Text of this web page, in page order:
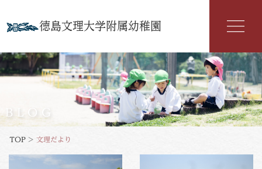
徳島文理大学附属幼稚園
幼稚園紹介
入園案内
年間行事
BLOG
TOP > 文理だより